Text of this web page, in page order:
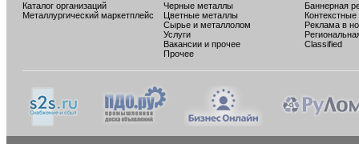
Каталог организаций
Металлургический маркетплейс
Черные металлы
Цветные металлы
Сырье и металлолом
Услуги
Вакансии и прочее
Прочее
Баннерная
Реклама в
Classified